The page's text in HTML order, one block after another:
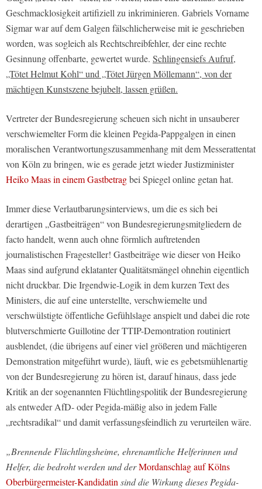
Geschmacklosigkeit artifiziell zu inkriminieren. Gabriels Vorname
Sigmar war auf dem Galgen fälschlicherweise mit ie geschrieben
worden, was sogleich als Rechtschreibfehler, der eine rechte
Gesinnung offenbarte, gewertet wurde. Schlingensiefs Aufruf,
„Tötet Helmut Kohl“ und „Tötet Jürgen Möllemann“, von der
mächtigen Kunstszene bejubelt, lassen grüßen.
Vertreter der Bundesregierung scheuen sich nicht in unsauberer
verschwiemelter Form die kleinen Pegida-Pappgalgen in einen
moralischen Verantwortungszusammenhang mit dem Messerattentat
von Köln zu bringen, wie es gerade jetzt wieder Justizminister
Heiko Maas in einem Gastbetragbei Spiegel online getan hat.
Immer diese Verlautbarungsinterviews, um die es sich bei
derartigen „Gastbeiträgen“ von Bundesregierungsmitgliedern de
facto handelt, wenn auch ohne förmlich auftretenden
journalistischen Fragesteller! Gastbeiträge wie dieser von Heiko
Maas sind aufgrund eklatanter Qualitätsmängel ohnehin eigentlich
nicht druckbar. Die Irgendwie-Logik in dem kurzen Text des
Ministers, die auf eine unterstellte, verschwiemelte und
verschwülstigte öffentliche Gefühlslage anspielt und dabei die rote
blutverschmierte Guillotine der TTIP-Demontration routiniert
ausblendet, (die übrigens auf einer viel größeren und mächtigeren
Demonstration mitgeführt wurde), läuft, wie es gebetsmühlenartig
von der Bundesregierung zu hören ist, darauf hinaus, dass jede
Kritik an der sogenannten Flüchtlingspolitik der Bundesregierung
als entweder AfD- oder Pegida-mäßig also in jedem Falle
„rechtsradikal“ und damit verfassungsfeindlich zu verurteilen wäre.
„Brennende Flüchtlingsheime, ehrenamtliche Helferinnen und
Helfer, die bedroht werden und derMordanschlag auf Kölns
Oberbürgermeister-Kandidatinsind die Wirkung dieses Pegida-